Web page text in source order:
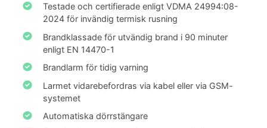
Testade och certifierade enligt VDMA 24994:08-
2024 för invändig termisk rusning
Brandklassade för utvändig brand i 90 minuter
enligt EN 14470-1
Brandlarm för tidig varning
Larmet vidarebefordras via kabel eller via GSM-
systemet
Automatiska dörrstängare